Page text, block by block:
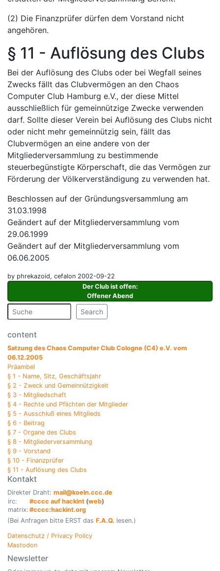
(2) Die Finanzprüfer dürfen dem Vorstand nicht
angehören.
§ 11 - Auflösung des Clubs
Bei der Auflösung des Clubs oder bei Wegfall seines
Zwecks fällt das Clubvermögen an den Chaos
Computer Club Hamburg e.V., der diese Mittel
ausschließlich für gemeinnützige Zwecke verwenden
darf. Sollte dieser Verein bei Auflösung des Clubs nicht
oder nicht mehr gemeinnützig sein, fällt das
Clubvermögen an eine andere von der
Mitgliederversammlung zu bestimmende
steuerbegünstigte Körperschaft, die das Vermögen zur
Förderung der Völkerverständigung zu verwenden hat.
Beschlossen auf der Gründungsversammlung am
31.03.1998
Geändert auf der Mitgliederversammlung vom
29.06.1999
Geändert auf der Mitgliederversammlung vom
06.06.2005
by phrekazoid, cefalon 2002-09-22
Der Club ist offen:
Offener Abend
Search
content
Satzung des Chaos Computer Club Cologne (C4) e.V. vom
06.12.2005
Präambel
§ 1 - Name, Sitz, Geschäftsjahr
§ 2 - Zweck und Gemeinnützigkeit
§ 3 - Mitgliedschaft
§ 4 - Rechte und Pflichten der Mitglieder
§ 5 - Ausschluß eines Mitglieds
§ 6 - Beitrag
§ 7 - Organe des Clubs
§ 8 - Mitgliederversammlung
§ 9 - Vorstand
§ 10 - Finanzprüfer
§ 11 - Auflösung des Clubs
Kontakt
Direkter Draht: mail@koeln.ccc.de
irc:
#cccc auf hackint (web)
matrix: #cccc:hackint.org
(Bei Anfragen bitte ERST das F.A.Q. lesen.)
Datenschutz / Privacy Policy
Mastodon
Newsletter